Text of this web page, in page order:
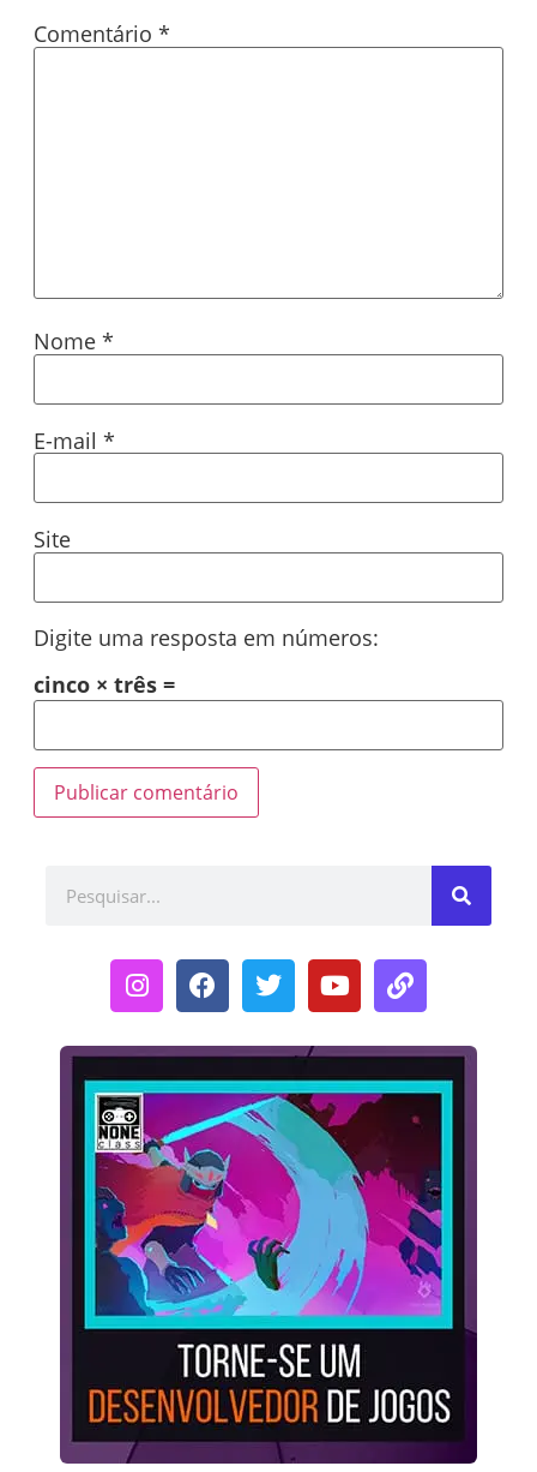
Comentário *
Nome *
E-mail *
Site
Digite uma resposta em números:
cinco × três =